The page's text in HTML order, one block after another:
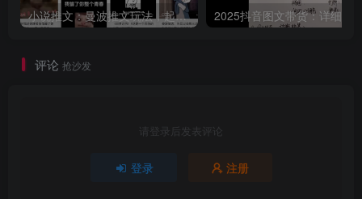
小说推文：曼波推文玩法，起号快，流量猛，一天收益1k+
评论 抢沙发
请登录后发表评论
登录 注册